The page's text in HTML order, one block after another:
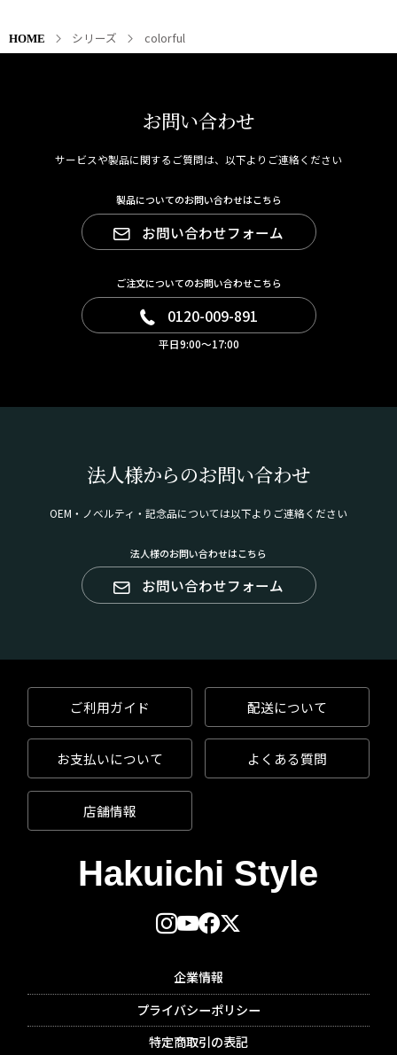
Point 03
鮮やかな発色と本金箔の煌めき
ど、カラフルな色合いと金箔のコラボレーションが楽し
来の樹脂に金箔の煌めきが加わることで、少し大人のア
クセサリー。
アクセサリーの中でも顔まわりを明るく装うことのでき
るピアス・イヤリングに、近年展開が広がってきたイヤ
える上質感をお楽しみいただけます。
HOME シリーズ colorful
お問い合わせ
サービスや製品に関するご質問は、以下よりご連絡ください
製品についてのお問い合わせはこちら
お問い合わせフォーム
ご注文についてのお問い合わせこちら
0120-009-891
平日9:00～17:00
法人様からのお問い合わせ
OEM・ノベルティ・記念品については以下よりご連絡ください
法人様のお問い合わせはこちら
お問い合わせフォーム
ご利用ガイド 配送について
お支払いについて よくある質問
店舗情報
企業情報
プライバシーポリシー
特定商取引の表記